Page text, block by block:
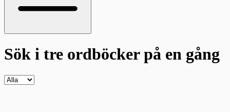
Sök i tre ordböckerpå en gång